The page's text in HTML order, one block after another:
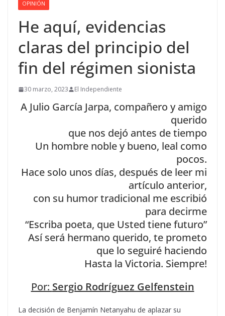
OPINIÓN
He aquí, evidencias
claras del principio del
fin del régimen sionista
30 marzo, 2023 El Independiente
A Julio García Jarpa, compañero y amigo
querido
que nos dejó antes de tiempo
Un hombre noble y bueno, leal como
pocos.
Hace solo unos días, después de leer mi
artículo anterior,
con su humor tradicional me escribió
para decirme
“Escriba poeta, que Usted tiene futuro”
Así será hermano querido, te prometo
que lo seguiré haciendo
Hasta la Victoria. Siempre!
Por: Sergio Rodríguez Gelfenstein
La decisión de Benjamín Netanyahu de aplazar su